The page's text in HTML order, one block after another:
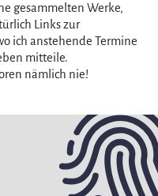
gesammelten Werke,
Links zur
ich anstehende Termine
mitteile.
nämlich nie!